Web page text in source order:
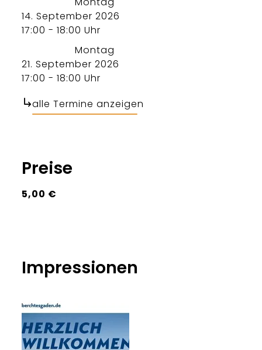
14. September 2026
17:00 - 18:00 Uhr
Montag
21. September 2026
17:00 - 18:00 Uhr
alle Termine anzeigen
Preise
5,00 €
Impressionen